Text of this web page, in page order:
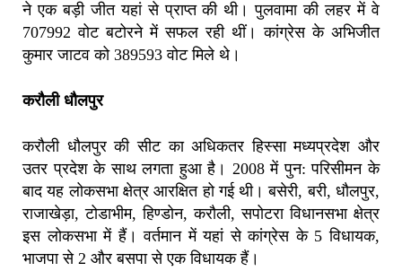
ने एक बड़ी जीत यहां से प्राप्त की थी। पुलवामा की लहर में वे
707992 वोट बटोरने में सफल रही थीं। कांग्रेस के अभिजीत
कुमार जाटव को 389593 वोट मिले थे।
करौली धौलपुर
करौली धौलपुर की सीट का अधिकतर हिस्सा मध्यप्रदेश और
उतर प्रदेश के साथ लगता हुआ है। 2008 में पुन: परिसीमन के
बाद यह लोकसभा क्षेत्र आरक्षित हो गई थी। बसेरी, बरी, धौलपुर,
राजाखेड़ा, टोडाभीम, हिण्डोन, करौली, सपोटरा विधानसभा क्षेत्र
इस लोकसभा में हैं। वर्तमान में यहां से कांग्रेस के 5 विधायक,
भाजपा से 2 और बसपा से एक विधायक हैं।